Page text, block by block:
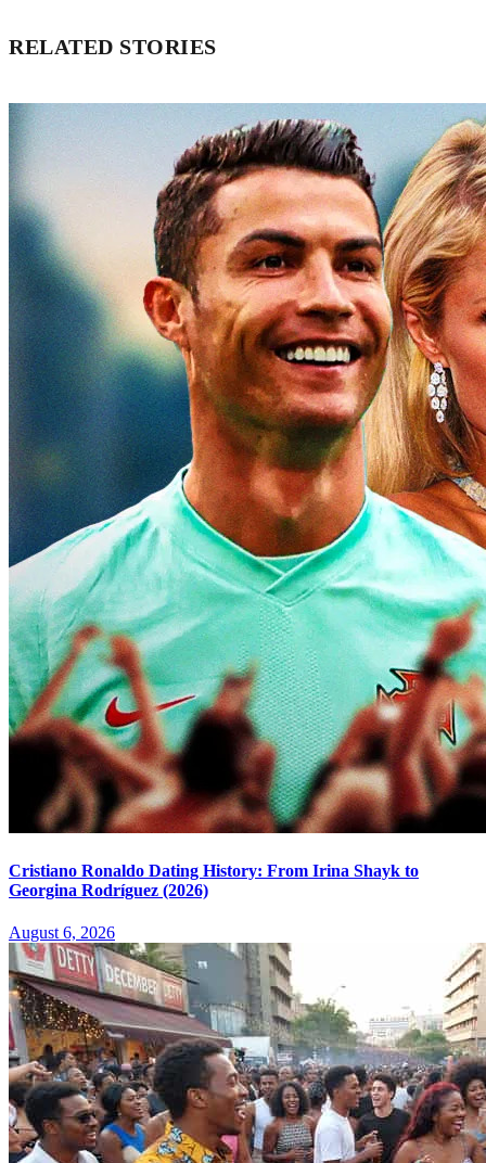
RELATED STORIES
Cristiano Ronaldo Dating History: From Irina Shayk to
Georgina Rodríguez (2026)
August 6, 2026